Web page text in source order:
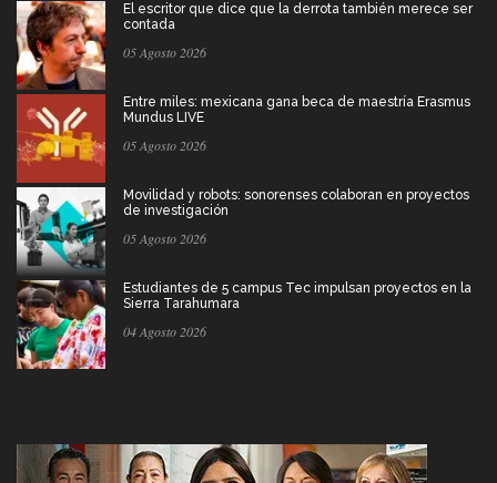
El escritor que dice que la derrota también merece ser
contada
05 Agosto 2026
Entre miles: mexicana gana beca de maestría Erasmus
Mundus LIVE
05 Agosto 2026
Movilidad y robots: sonorenses colaboran en proyectos
de investigación
05 Agosto 2026
Estudiantes de 5 campus Tec impulsan proyectos en la
Sierra Tarahumara
04 Agosto 2026